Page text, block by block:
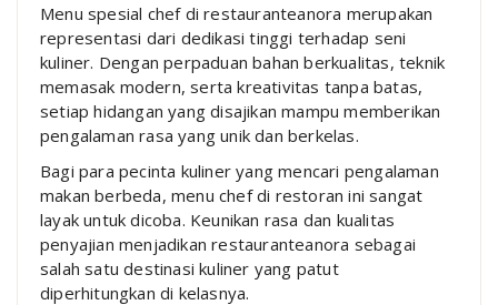
Menu spesial chef di restauranteanora merupakan
representasi dari dedikasi tinggi terhadap seni
kuliner. Dengan perpaduan bahan berkualitas, teknik
memasak modern, serta kreativitas tanpa batas,
setiap hidangan yang disajikan mampu memberikan
pengalaman rasa yang unik dan berkelas.
Bagi para pecinta kuliner yang mencari pengalaman
makan berbeda, menu chef di restoran ini sangat
layak untuk dicoba. Keunikan rasa dan kualitas
penyajian menjadikan restauranteanora sebagai
salah satu destinasi kuliner yang patut
diperhitungkan di kelasnya.